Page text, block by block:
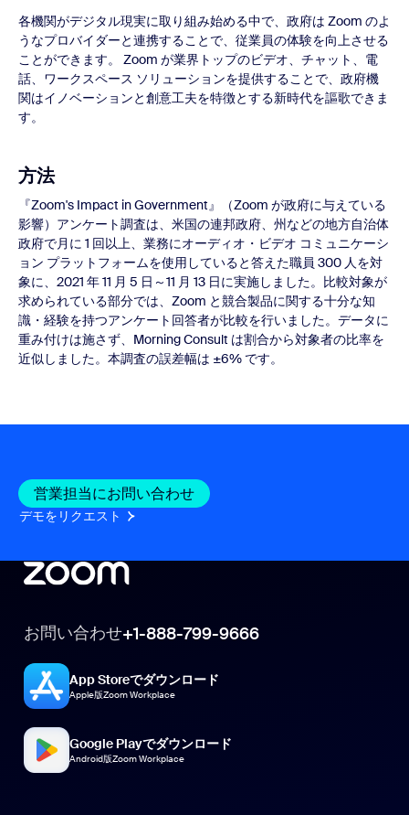
各機関がデジタル現実に取り組み始める中で、政府は Zoom のよ
うなプロバイダーと連携することで、従業員の体験を向上させる
ことができます。 Zoom が業界トップのビデオ、チャット、電
話、ワークスペース ソリューションを提供することで、政府機
関はイノベーションと創意工夫を特徴とする新時代を謳歌できま
す。
方法
『Zoom's Impact in Government』（Zoom が政府に与えている
影響）アンケート調査は、米国の連邦政府、州などの地方自治体
政府で月に 1 回以上、業務にオーディオ・ビデオ コミュニケーシ
ョン プラットフォームを使用していると答えた職員 300 人を対
象に、2021 年 11 月 5 日～11 月 13 日に実施しました。比較対象が
求められている部分では、Zoom と競合製品に関する十分な知
識・経験を持つアンケート回答者が比較を行いました。データに
重み付けは施さず、Morning Consult は割合から対象者の比率を
近似しました。本調査の誤差幅は ±6% です。
営業担当にお問い合わせ
デモをリクエスト
お問い合わせ+1-888-799-9666
App Storeでダウンロード
Apple版Zoom Workplace
Google Playでダウンロード
Android版Zoom Workplace